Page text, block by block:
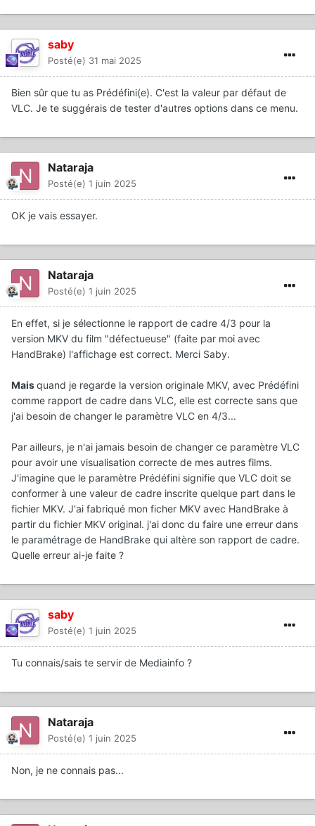
saby
Posté(e) 31 mai 2025
Bien sûr que tu as Prédéfini(e). C'est la valeur par défaut de
VLC. Je te suggérais de tester d'autres options dans ce menu.
Nataraja
Posté(e) 1 juin 2025
OK je vais essayer.
Nataraja
Posté(e) 1 juin 2025
En effet, si je sélectionne le rapport de cadre 4/3 pour la
version MKV du film "défectueuse" (faite par moi avec
HandBrake) l'affichage est correct. Merci Saby.
Maisquand je regarde la version originale MKV, avec Prédéfini
comme rapport de cadre dans VLC, elle est correcte sans que
j'ai besoin de changer le paramètre VLC en 4/3...
Par ailleurs, je n'ai jamais besoin de changer ce paramètre VLC
pour avoir une visualisation correcte de mes autres films.
J'imagine que le paramètre Prédéfini signifie que VLC doit se
conformer à une valeur de cadre inscrite quelque part dans le
fichier MKV. J'ai fabriqué mon ficher MKV avec HandBrake à
partir du fichier MKV original. j'ai donc du faire une erreur dans
le paramétrage de HandBrake qui altère son rapport de cadre.
Quelle erreur ai-je faite ?
saby
Posté(e) 1 juin 2025
Tu connais/sais te servir de Mediainfo ?
Nataraja
Posté(e) 1 juin 2025
Non, je ne connais pas...